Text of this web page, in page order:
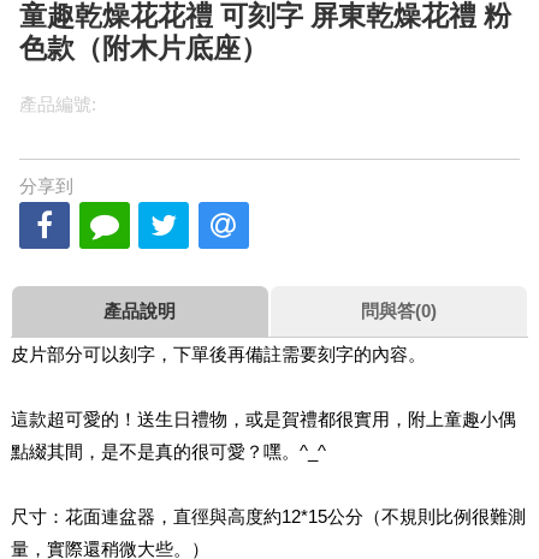
童趣乾燥花花禮 可刻字 屏東乾燥花禮 粉
色款（附木片底座）
產品編號:
分享到
產品說明 問與答(0)
皮片部分可以刻字，下單後再備註需要刻字的內容。
這款超可愛的！送生日禮物，或是賀禮都很實用，附上童趣小偶
點綴其間，是不是真的很可愛？嘿。^_^
尺寸：花面連盆器，直徑與高度約12*15公分（不規則比例很難測
量，實際還稍微大些。）